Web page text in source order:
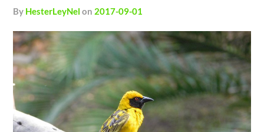
by HesterLeyNel on 2017-09-01